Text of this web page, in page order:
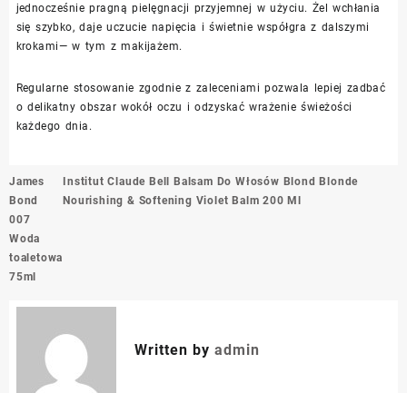
jednocześnie pragną pielęgnacji przyjemnej w użyciu. Żel wchłania
się szybko, daje uczucie napięcia i świetnie współgra z dalszymi
krokami— w tym z makijażem.
Regularne stosowanie zgodnie z zaleceniami pozwala lepiej zadbać
o delikatny obszar wokół oczu i odzyskać wrażenie świeżości
każdego dnia.
Nawigacja
wpisu
James
Bond
007
Woda
toaletowa
75ml
Institut Claude Bell Balsam Do Włosów Blond Blonde
Nourishing & Softening Violet Balm 200 Ml
Written by admin